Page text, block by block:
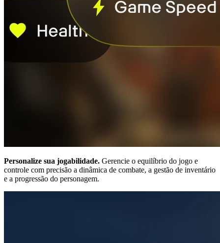
Personalize sua jogabilidade. Gerencie o equilíbrio do jogo e
controle com precisão a dinâmica de combate, a gestão de inventário
e a progressão do personagem.